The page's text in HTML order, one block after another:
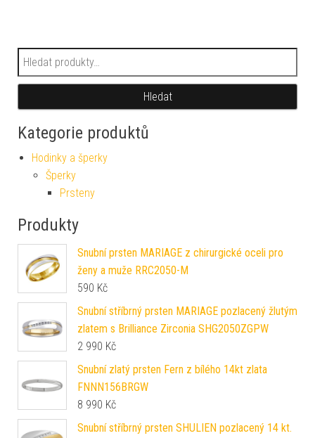
Hledat:
Hledat
Kategorie produktů
Hodinky a šperky
Šperky
Prsteny
Produkty
Snubní prsten MARIAGE z chirurgické oceli pro
ženy a muže RRC2050-M
590 Kč
Snubní stříbrný prsten MARIAGE pozlacený žlutým
zlatem s Brilliance Zirconia SHG2050ZGPW
2 990 Kč
Snubní zlatý prsten Fern z bílého 14kt zlata
FNNN156BRGW
8 990 Kč
Snubní stříbrný prsten SHULIEN pozlacený 14 kt.